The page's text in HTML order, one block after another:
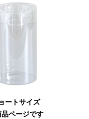
ートサイズ
ページです